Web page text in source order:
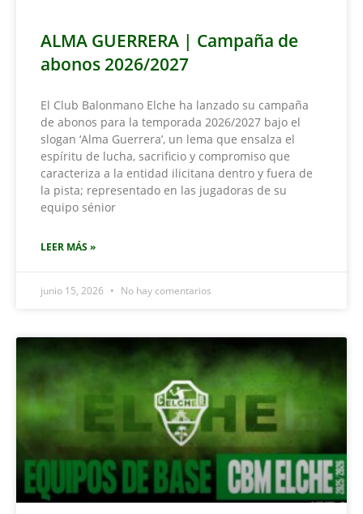
ALMA GUERRERA | Campaña de
abonos 2026/2027
El Club Balonmano Elche ha lanzado su campaña
de abonos para la temporada 2026/2027 bajo el
slogan ‘Alma Guerrera’, un lema que ensalza el
espíritu de lucha, sacrificio y compromiso que
caracteriza a la entidad ilicitana dentro y fuera de
la pista; representado en las jugadoras de su
equipo sénior
LEER MÁS »
junio 15, 2026 No hay comentarios